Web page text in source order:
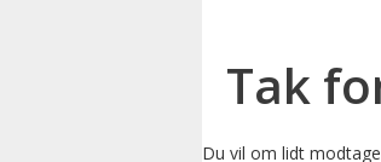
Tak
Du vil om lidt